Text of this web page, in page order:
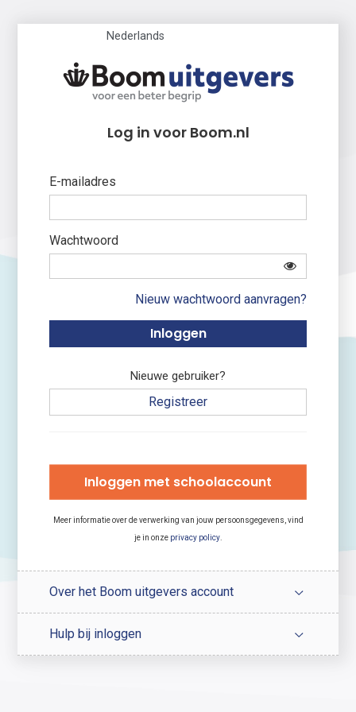
Nederlands
Log in voor Boom.nl
E-mailadres
Wachtwoord
Nieuw wachtwoord aanvragen?
Nieuwe gebruiker?
Registreer
Inloggen met schoolaccount
Meer informatie over de verwerking van jouw persoonsgegevens, vind
je in onze privacy policy.
Over het Boom uitgevers account
Hulp bij inloggen